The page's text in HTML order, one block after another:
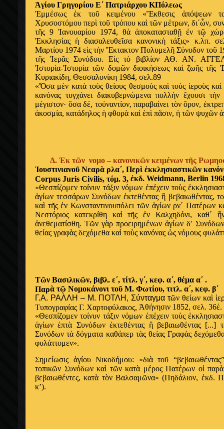
Ἁγίου Γρηγορίου Ε΄ Πατριάρχου ΚΠόλεως
Ἐμμέσωςἐκ τοῦκειμένου «Ἔκθεσις ἀπόψεων
Χρυσοστόμου περὶ τοῦ τρόπου καὶ τῶν μέτρων, δι΄ὧν,
τῆς 9 Ἰανουαρίου 1974, θὰ ἀποκατασταθῇ ἐν τῷ χώρ
Ἐκκλησίαςἡ διασαλευθεῖσα κανονικὴτάξις» κ.λπ.
Μαρτίου 1974 εἰς τὴν Ἔκτακτον Πολυμελῆ Σύνοδον τοῦ
τῆςἹερᾶς Συνόδου. Εἰς τὸ βιβλίον ΑΘ. ΑΝ.
Ἱστορία-Ἱστορία τῶν δομῶν διοικήσεως καὶ ζωῆς τῆς
Κυριακίδη, Θεσσαλονίκη 1984, σελ.89
«Ὅσα μὲν κατὰτοὺς θείους θεσμοὺς καὶ τοὺς ἱεροὺς καὶ
κανόνας τυγχάνει διακυβερνώμενα πολλὴν ἔχουσι τὴν
μέγιστον· ὅσα δέ, τοὐναντίον, παραβαίνει τὸνὅρον, ἐ
ἀκοσμία, κατάδηλος ἡ φθορὰ καὶ ἐπὶ πᾶσιν, ἡ τῶν ψυχῶν ἀ
Δ.Ἐκ τῶν νομο – κανονικῶν κειμένων τῆς
Ἰουστινιανοῦ Νεαρὰ ρλα΄, Περὶ ἐκκλησιαστικῶν
Corpus Juris Civilis, τόμ. 3, ἐκδ. Weidmann, Berlin
«Θεσπίζομεν τοίνυν τάξιν νόμων ἐπέχειν τοὺςἐ
ἁγίων τεσσάρων Συνόδωνἐκτεθέντας ἢβεβαιωθέντας, το
καὶ τῆςἐν Κωνσταντινουπόλει τῶν ἁγίων ρν΄ Πατέρων
Νεστόριος κατεκρίθη καὶ τῆςἐν Καλχηδόνι, καθ΄ ἣ
ἀνεθεματίσθη. Τῶν γὰρ προειρημένων ἁγίων δʹ
θείας γραφὰς δεχόμεθα καὶ τοὺς κανόνας ὡς νόμους
Τῶν Βασιλικῶν, βιβλ. ε΄, τίτλ. γ΄, κεφ. α΄, θέμα α΄ .
Παρὰ τῷ Νομοκάνονι τοῦ Μ. Φωτίου, τιτλ. α΄, κεφ. β΄
Γ.Α. ΡΑΛΛΗ – Μ. ΠΟΤΛΗ, Σύνταγμα τῶν θείων καὶ ἱ
Τυπογραφίας Γ. Χαρτοφύλακος, Ἀθήνησιν 1852, σελ. 36ἑ.
«Θεσπίζομεν τοίνυν τάξιν νόμων ἐπέχειν τοὺςἐ
ἁγίωνἑπτὰ Συνόδωνἐκτεθέντας ἢβεβαιωθέντας [...] τ
Συνόδων τὰ δόγματα καθάπερ τὰς θείας Γραφὰς
φυλάττομεν».
Σημείωσις ἁγίου Νικοδήμου: «διὰτοῦ
τοπικῶν Συνόδων καὶ τῶν κατὰ μέρος Πατέρων οἱ παρὰ
βεβαιωθέντες, κατὰ τὸν Βαλσαμῶνα» (Πηδάλιον, ἐκδ.
κ’).